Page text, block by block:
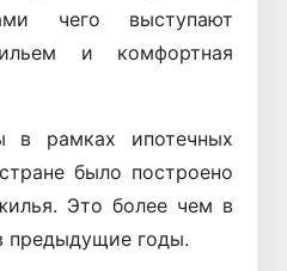
чего выступают
и комфортная
в рамках ипотечных
было построено
Это более чем в
предыдущие годы.